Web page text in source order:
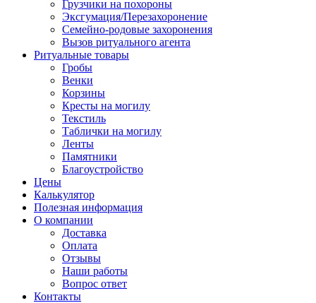
Грузчики на похороны
Эксгумация/Перезахоронение
Семейно-родовые захоронения
Вызов ритуального агента
Ритуальные товары
Гробы
Венки
Корзины
Кресты на могилу
Текстиль
Таблички на могилу
Ленты
Памятники
Благоустройство
Цены
Калькулятор
Полезная информация
О компании
Доставка
Оплата
Отзывы
Наши работы
Вопрос ответ
Контакты